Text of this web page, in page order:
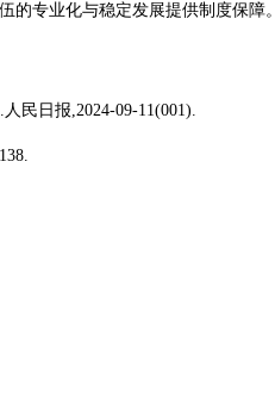
的专业化与稳定发展提供制度保障。
民日报,2024-09-11(001).